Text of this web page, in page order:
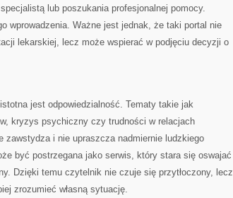
lub poszukania profesjonalnej pomocy.
wprowadzenia. Ważne jest jednak, że taki portal nie
lekarskiej, lecz może wspierać w podjęciu decyzji o
jest odpowiedzialność. Tematy takie jak
kryzys psychiczny czy trudności w relacjach
zawstydza i nie upraszcza nadmiernie ludzkiego
być postrzegana jako serwis, który stara się oswajać
Dzięki temu czytelnik nie czuje się przytłoczony, lecz
zrozumieć własną sytuację.